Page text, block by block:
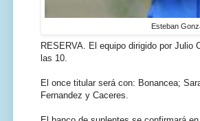
Esteban
RESERVA. El equipo dirigido por Julio
las 10.
El once titular será con: Bonancea;
Fernandez y Caceres.